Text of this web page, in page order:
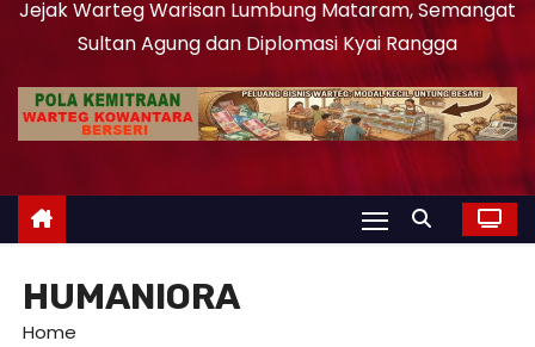
Jejak Warteg Warisan Lumbung Mataram, Semangat
Sultan Agung dan Diplomasi Kyai Rangga
HUMANIORA
Home